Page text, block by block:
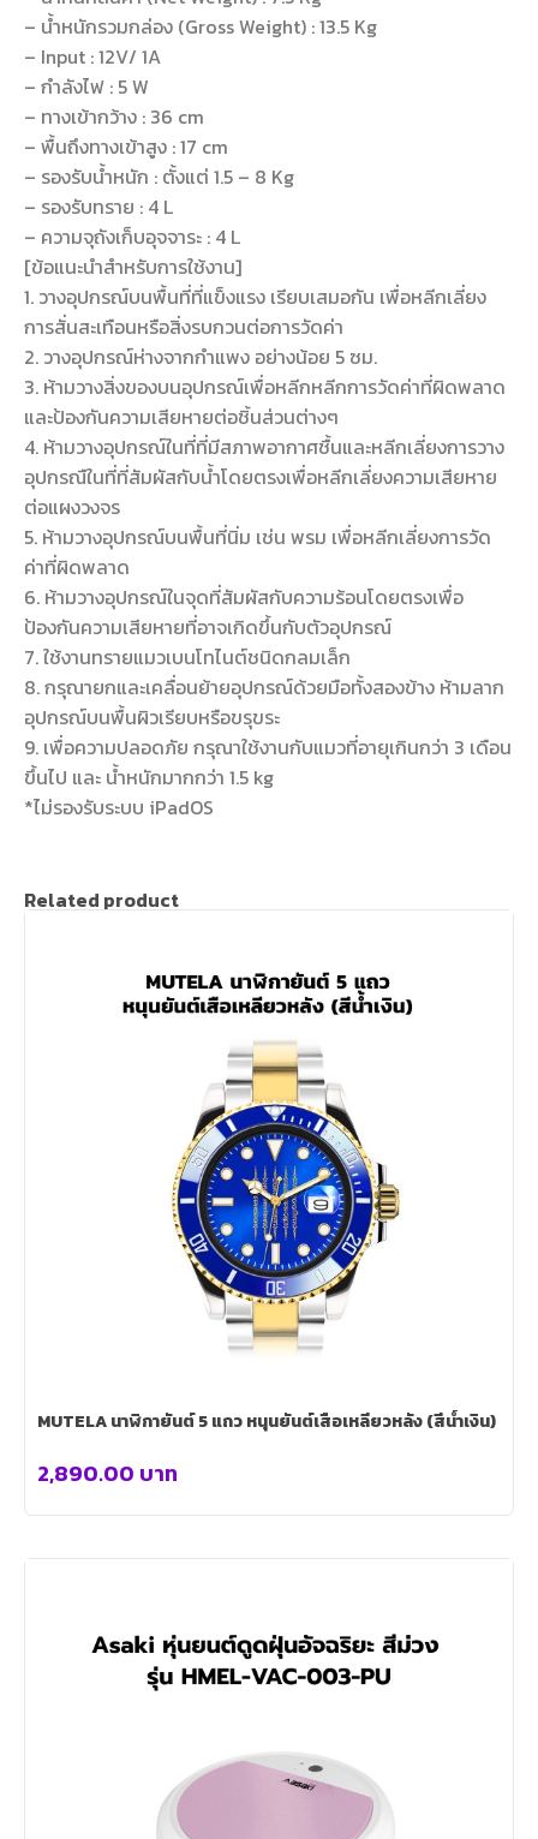
– น้ำหนักรวมกล่อง (Gross Weight) : 13.5 Kg
– Input : 12V/ 1A
– กำลังไฟ : 5 W
– ทางเข้ากว้าง : 36 cm
– พื้นถึงทางเข้าสูง : 17 cm
– รองรับน้ำหนัก : ตั้งแต่ 1.5 – 8 Kg
– รองรับทราย : 4 L
– ความจุถังเก็บอุจจาระ : 4 L
[ข้อแนะนำสำหรับการใช้งาน]
1. วางอุปกรณ์บนพื้นที่ที่แข็งแรง เรียบเสมอกัน เพื่อหลีกเลี่ยง
การสั่นสะเทือนหรือสิ่งรบกวนต่อการวัดค่า
2. วางอุปกรณ์ห่างจากกำแพง อย่างน้อย 5 ซม.
3. ห้ามวางสิ่งของบนอุปกรณ์เพื่อหลีกหลีกการวัดค่าที่ผิดพลาด
และป้องกันความเสียหายต่อชิ้นส่วนต่างๆ
4. ห้ามวางอุปกรณ์ในที่ที่มีสภาพอากาศชื้นและหลีกเลี่ยงการวาง
อุปกรณืในที่ที่สัมผัสกับน้ำโดยตรงเพื่อหลีกเลี่ยงความเสียหาย
ต่อแผงวงจร
5. ห้ามวางอุปกรณ์บนพื้นที่นิ่ม เช่น พรม เพื่อหลีกเลี่ยงการวัด
ค่าที่ผิดพลาด
6. ห้ามวางอุปกรณ์ในจุดที่สัมผัสกับความร้อนโดยตรงเพื่อ
ป้องกันความเสียหายที่อาจเกิดขึ้นกับตัวอุปกรณ์
7. ใช้งานทรายแมวเบนโทไนต์ชนิดกลมเล็ก
8. กรุณายกและเคลื่อนย้ายอุปกรณ์ด้วยมือทั้งสองข้าง ห้ามลาก
อุปกรณ์บนพื้นผิวเรียบหรือขรุขระ
9. เพื่อความปลอดภัย กรุณาใช้งานกับแมวที่อายุเกินกว่า 3 เดือน
ขึ้นไป และ น้ำหนักมากกว่า 1.5 kg
*ไม่รองรับระบบ iPadOS
Related product
MUTELA นาฬิกายันต์ 5 แถว หนุนยันต์เสือเหลียวหลัง (สีน้ำเงิน)
2,890.00 บาท